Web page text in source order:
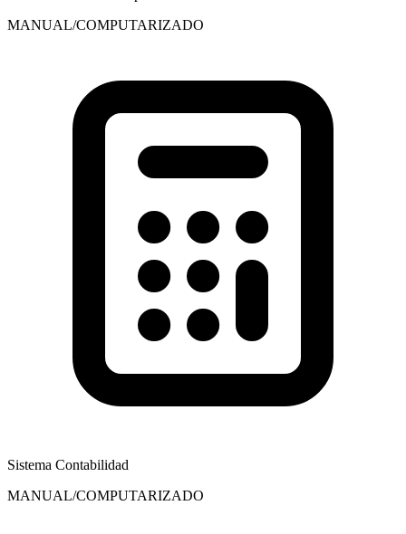
MANUAL/COMPUTARIZADO
Sistema Contabilidad
MANUAL/COMPUTARIZADO